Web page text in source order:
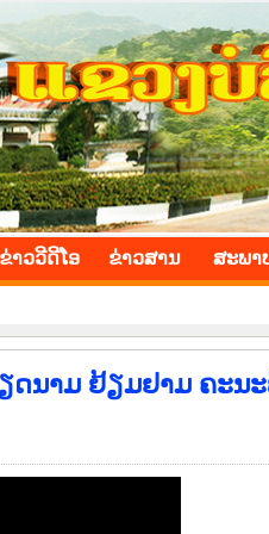
ຂ່າວ​ວີ​ດີ​ໂອ ​ຂ່າວ​ສານ ສະພາ
ນາມ ຢ້ຽມຢາມ ຄະນ